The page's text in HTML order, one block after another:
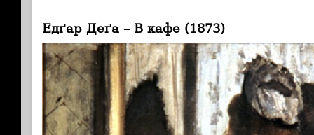
Едґар Деґа – В кафе (1873)